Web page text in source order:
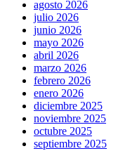
agosto 2026
julio 2026
junio 2026
mayo 2026
abril 2026
marzo 2026
febrero 2026
enero 2026
diciembre 2025
noviembre 2025
octubre 2025
septiembre 2025